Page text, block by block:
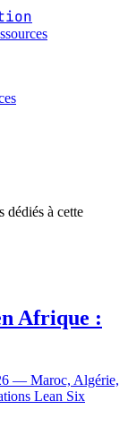
dédiés à cette
Afrique :
— Maroc, Algérie,
Lean Six